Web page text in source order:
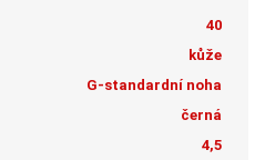
40
kůže
G-standardní noha
černá
4,5